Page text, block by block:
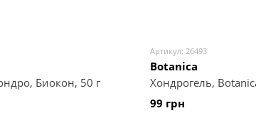
Биокон, 50 г
Артикул: 26493
Botanica
Хондрогель,
99 грн